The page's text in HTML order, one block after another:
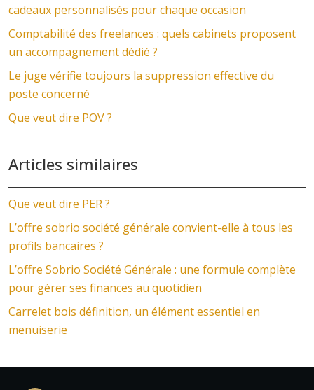
cadeaux personnalisés pour chaque occasion
Comptabilité des freelances : quels cabinets proposent
un accompagnement dédié ?
Le juge vérifie toujours la suppression effective du
poste concerné
Que veut dire POV ?
Articles similaires
Que veut dire PER ?
L’offre sobrio société générale convient-elle à tous les
profils bancaires ?
L’offre Sobrio Société Générale : une formule complète
pour gérer ses finances au quotidien
Carrelet bois définition, un élément essentiel en
menuiserie